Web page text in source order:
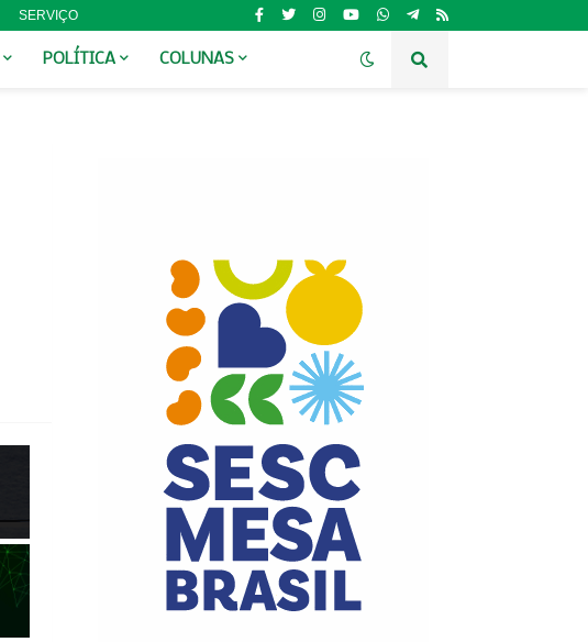
SERVIÇO
POLÍTICA COLUNAS